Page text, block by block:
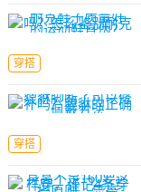
穿搭
穿搭